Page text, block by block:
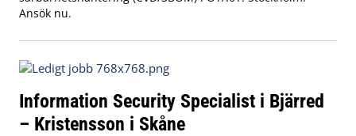
Ansök nu.
Information Security Specialist i Bjärred
– Kristensson i Skåne